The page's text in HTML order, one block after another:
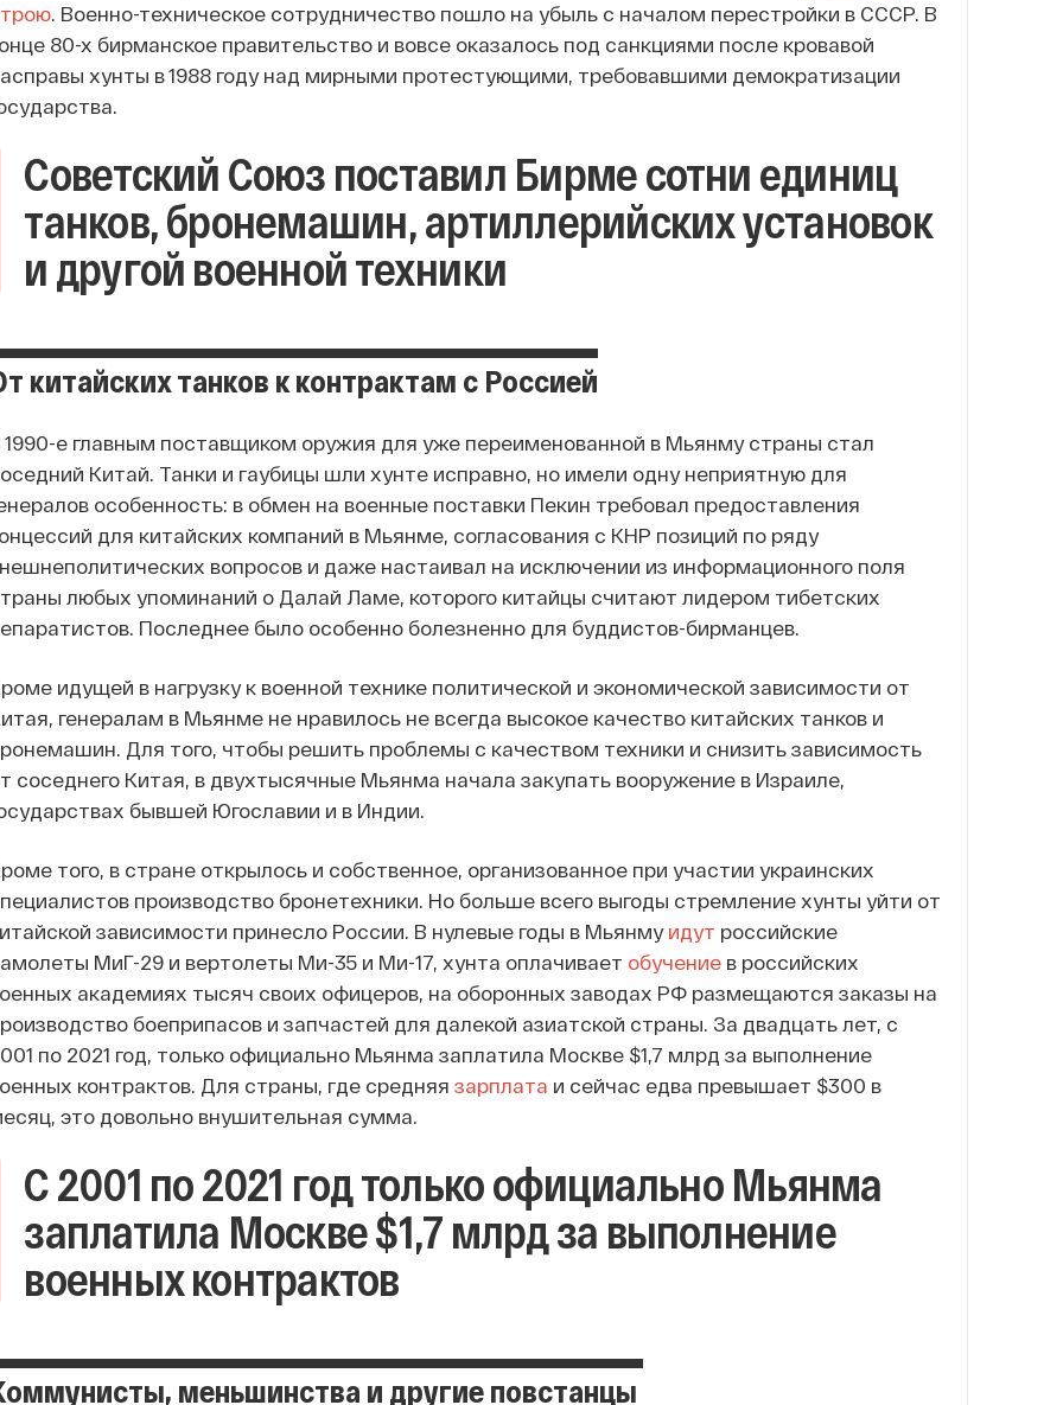
. Военно-техническое сотрудничество пошло на убыль с началом перестройки в СССР. В
80-х бирманское правительство и вовсе оказалось под санкциями после кровавой
хунты в 1988 году над мирными протестующими, требовавшими демократизации
Советский Союз поставил Бирме сотни единиц
танков, бронемашин, артиллерийских установок
и другой военной техники
китайских танков к контрактам с Россией
1990-е главным поставщиком оружия для уже переименованной в Мьянму страны стал
Китай. Танки и гаубицы шли хунте исправно, но имели одну неприятную для
особенность: в обмен на военные поставки Пекин требовал предоставления
для китайских компаний в Мьянме, согласования с КНР позиций по ряду
вопросов и даже настаивал на исключении из информационного поля
любых упоминаний о Далай Ламе, которого китайцы считают лидером тибетских
Последнее было особенно болезненно для буддистов-бирманцев.
идущей в нагрузку к военной технике политической и экономической зависимости от
генералам в Мьянме не нравилось не всегда высокое качество китайских танков и
Для того, чтобы решить проблемы с качеством техники и снизить зависимость
соседнего Китая, в двухтысячные Мьянма начала закупать вооружение в Израиле,
бывшей Югославии и в Индии.
того, в стране открылось и собственное, организованное при участии украинских
производство бронетехники. Но больше всего выгоды стремление хунты уйти от
зависимости принесло России. В нулевые годы в Мьянмуидут российские
МиГ-29 и вертолеты Ми-35 и Ми-17, хунта оплачивает обучение в российских
академиях тысяч своих офицеров, на оборонных заводах РФ размещаются заказы на
боеприпасов и запчастей для далекой азиатской страны. За двадцать лет, с
по 2021 год, только официально Мьянма заплатила Москве $1,7 млрд за выполнение
контрактов. Для страны, где средняя зарплата и сейчас едва превышает $300 в
это довольно внушительная сумма.
С 2001 по 2021 год только официально Мьянма
заплатила Москве $1,7 млрд за выполнение
военных контрактов
меньшинства и другие повстанцы